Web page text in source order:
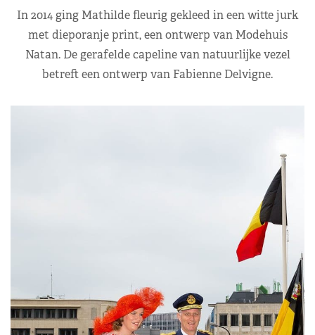
In 2014 ging Mathilde fleurig gekleed in een witte jurk
met dieporanje print, een ontwerp van Modehuis
Natan. De gerafelde capeline van natuurlijke vezel
betreft een ontwerp van Fabienne Delvigne.